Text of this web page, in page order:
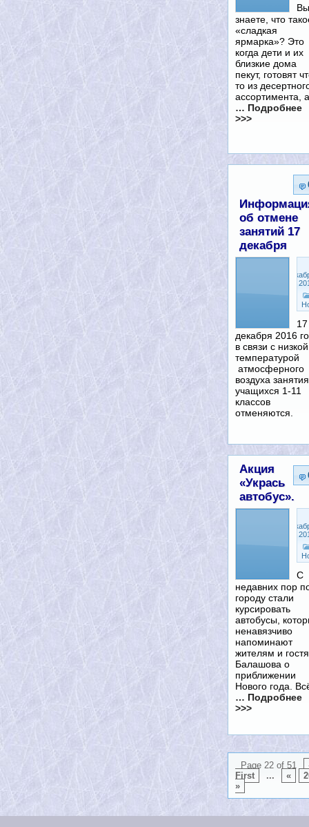
Вы
знаете, что
«сладкая
ярмарка»? Это
когда дети и их
близкие дома
пекут, готовят
то из
ассортимента, а
… Подробнее
>>>
об отмене
занятий 17
декабря
17,
17
декабря 2016
в связи с низкой
температурой
атмосферного
воздуха занятия
учащихся 1-11
классов
отменяются.
Акция
«Укрась
автобус».
14,
С
недавних пор
городу стали
курсировать
автобусы,
ненавязчиво
напоминают
жителям и
Балашова о
приближении
Нового года.
… Подробнее
>>>
Page 22 of 51
First
... «
»